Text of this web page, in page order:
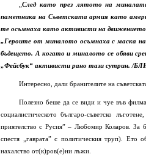
След като през лятото на
паметника на Съветската армия като
те осъмнаха като активисти на
„Героите от миналото осъмнаха с маска
бъдещето. А когато и миналото се обяви
„Фейсбук“ активисти рано тази сутрин. /
Интересно, дали бранителите на
Полезно беше да се види и чуе във
социалистическото българо-съветско
приятелство с Русия” – Любомир Коларов.
спестя „гаврата” с политическия труп). Ето
нахалство от(к)ров(е)ни лъжи.